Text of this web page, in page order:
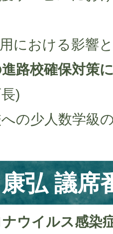
における影響
路校確保対策
)
の少人数学級
弘 議席
ウイルス感染